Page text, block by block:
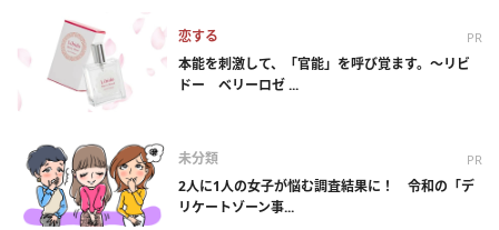
恋する PR
本能を刺激して、「官能」を呼び覚ます。～リビ
ドー ベリーロゼ ...
未分類 PR
2人に1人の女子が悩む調査結果に！ 令和の「デ
リケートゾーン事...